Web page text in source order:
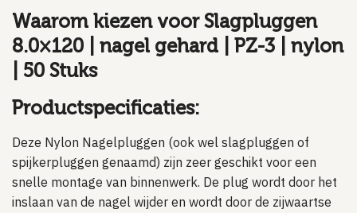
Waarom kiezen voor Slagpluggen
8.0×120 | nagel gehard | PZ-3 | nylon
| 50 Stuks
Productspecificaties:
Deze Nylon Nagelpluggen (ook wel slagpluggen of
spijkerpluggen genaamd) zijn zeer geschikt voor een
snelle montage van binnenwerk. De plug wordt door het
inslaan van de nagel wijder en wordt door de zijwaartse